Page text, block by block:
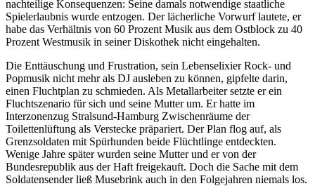
nachteilige Konsequenzen: Seine damals notwendige staatliche
Spielerlaubnis wurde entzogen. Der lächerliche Vorwurf lautete, er
habe das Verhältnis von 60 Prozent Musik aus dem Ostblock zu 40
Prozent Westmusik in seiner Diskothek nicht eingehalten.
Die Enttäuschung und Frustration, sein Lebenselixier Rock- und
Popmusik nicht mehr als DJ ausleben zu können, gipfelte darin,
einen Fluchtplan zu schmieden. Als Metallarbeiter setzte er ein
Fluchtszenario für sich und seine Mutter um. Er hatte im
Interzonenzug Stralsund-Hamburg Zwischenräume der
Toilettenlüftung als Verstecke präpariert. Der Plan flog auf, als
Grenzsoldaten mit Spürhunden beide Flüchtlinge entdeckten.
Wenige Jahre später wurden seine Mutter und er von der
Bundesrepublik aus der Haft freigekauft. Doch die Sache mit dem
Soldatensender ließ Musebrink auch in den Folgejahren niemals los.